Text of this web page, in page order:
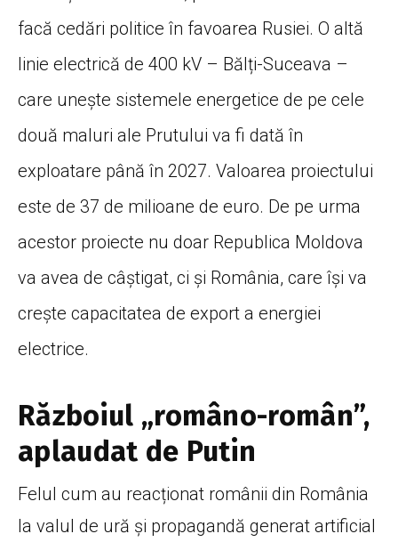
facă cedări politice în favoarea Rusiei. O altă
linie electrică de 400 kV – Bălți-Suceava –
care unește sistemele energetice de pe cele
două maluri ale Prutului va fi dată în
exploatare până în 2027. Valoarea proiectului
este de 37 de milioane de euro. De pe urma
acestor proiecte nu doar Republica Moldova
va avea de câștigat, ci și România, care își va
crește capacitatea de export a energiei
electrice.
Războiul „româno-român”,
aplaudat de Putin
Felul cum au reacționat românii din România
la valul de ură și propagandă generat artificial